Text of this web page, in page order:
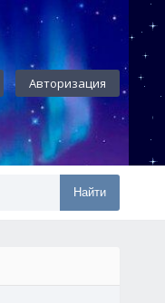
Авторизация
Найти